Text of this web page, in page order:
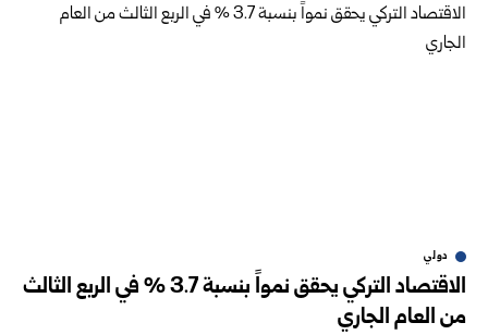
دولي
الاقتصاد التركي يحقق نمواً بنسبة 3.7 % في الربع الثالث
من العام الجاري